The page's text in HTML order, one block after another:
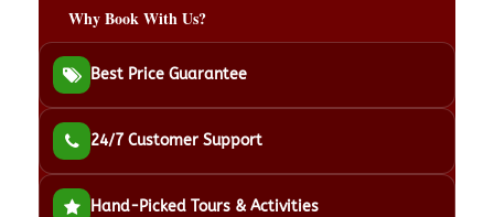
Why Book With Us?
Best Price Guarantee
24/7 Customer Support
Hand-Picked Tours & Activities